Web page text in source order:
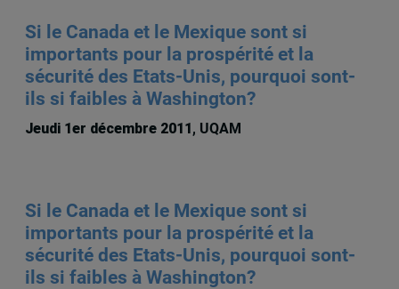
Si le Canada et le Mexique sont si
importants pour la prospérité et la
sécurité des Etats-Unis, pourquoi sont-
ils si faibles à Washington?
Jeudi 1er décembre 2011, UQAM
Si le Canada et le Mexique sont si
importants pour la prospérité et la
sécurité des Etats-Unis, pourquoi sont-
ils si faibles à Washington?